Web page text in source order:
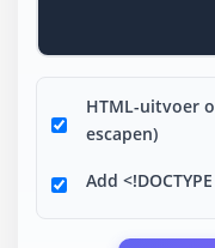
HTML-uitvoer
escapen)
Add